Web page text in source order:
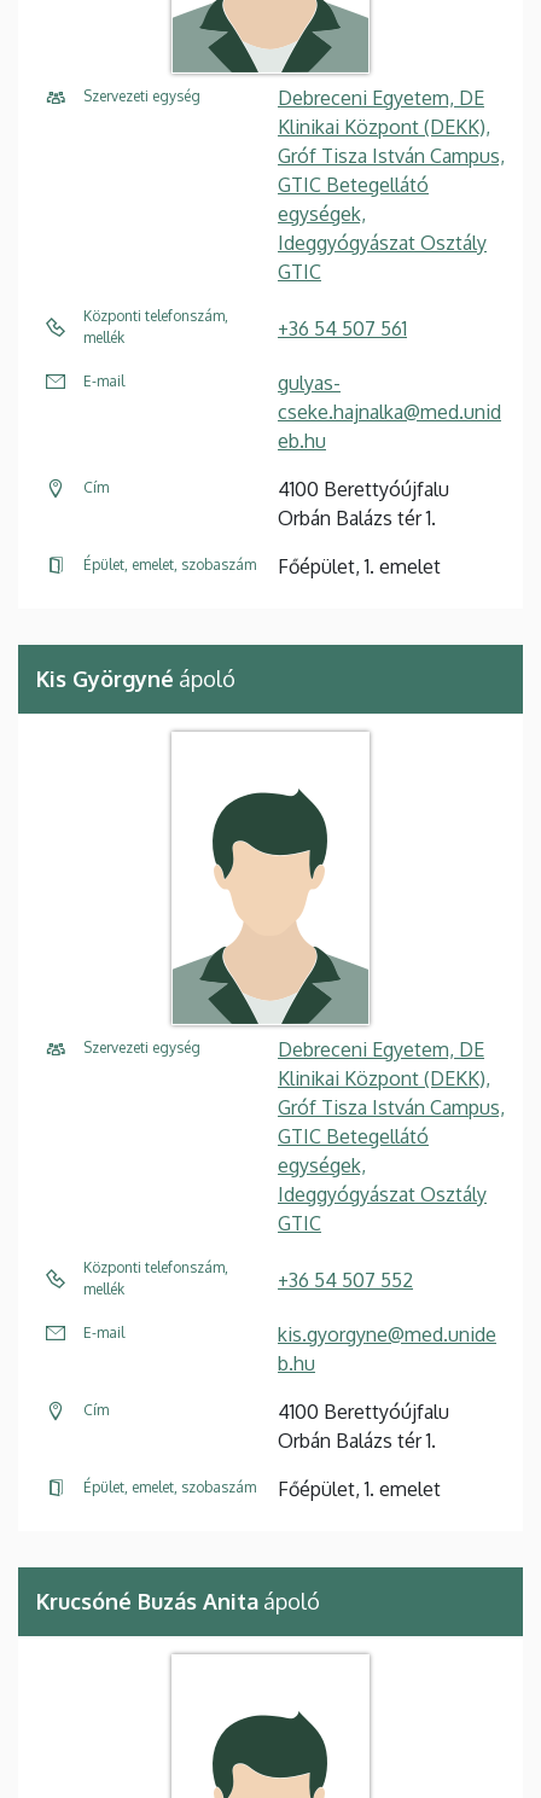
Szervezeti egység
Debreceni Egyetem, DE
Klinikai Központ (DEKK),
Gróf Tisza István Campus,
GTIC Betegellátó
egységek,
Ideggyógyászat Osztály
GTIC
Központi telefonszám,
mellék
+36 54 507 561
E-mail
gulyas-
cseke.hajnalka@med.unid
eb.hu
Cím
4100 Berettyóújfalu
Orbán Balázs tér 1.
Épület, emelet, szobaszám Főépület, 1. emelet
Kis Györgyné ápoló
Szervezeti egység
Debreceni Egyetem, DE
Klinikai Központ (DEKK),
Gróf Tisza István Campus,
GTIC Betegellátó
egységek,
Ideggyógyászat Osztály
GTIC
Központi telefonszám,
mellék
+36 54 507 552
E-mail
kis.gyorgyne@med.unide
b.hu
Cím
4100 Berettyóújfalu
Orbán Balázs tér 1.
Épület, emelet, szobaszám Főépület, 1. emelet
Krucsóné Buzás Anita ápoló